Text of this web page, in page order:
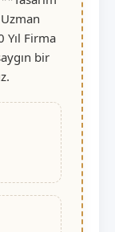
Yıl Firma
bir